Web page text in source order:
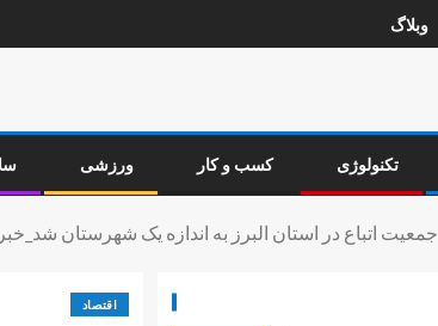
وبلاگ
تکنولوژی کسب و کار ورزشی
جمعیت اتباع در استان البرز به اندازه یک‌ شهرستان‌
اقتصاد